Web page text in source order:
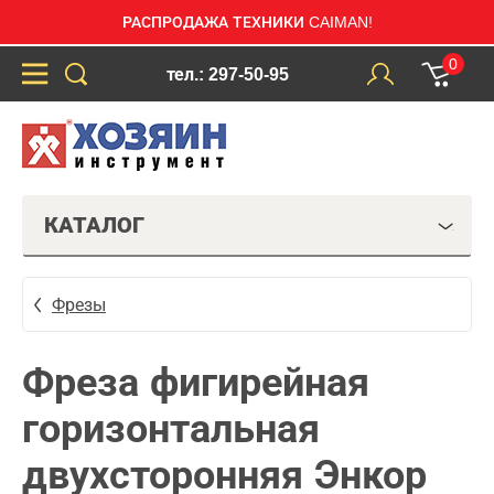
РАСПРОДАЖА ТЕХНИКИ CAIMAN!
тел.: 297-50-95
0
КАТАЛОГ
Фрезы
Фреза фигирейная
горизонтальная
двухсторонняя Энкор